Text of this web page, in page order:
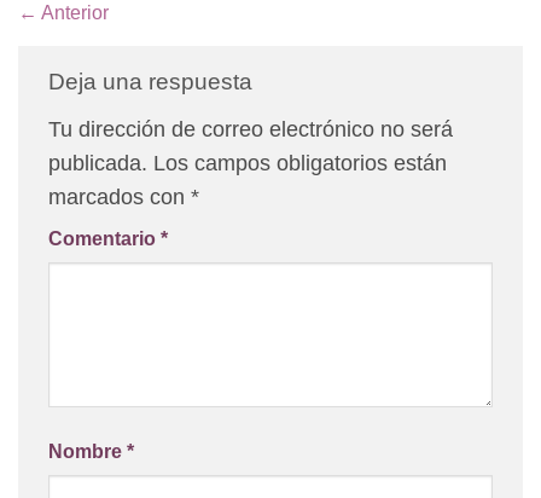
← Anterior
Deja una respuesta
Tu dirección de correo electrónico no será
publicada. Los campos obligatorios están
marcados con *
Comentario *
Nombre *